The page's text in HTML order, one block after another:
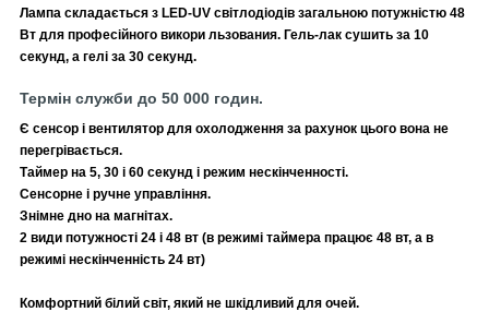
Лампа складається з LED-UV світлодіодів загальною потужністю 48
Вт для професійного викори льзования. Гель-лак сушить за 10
секунд, а гелі за 30 секунд.
Термін служби до 50 000 годин.
Є сенсор і вентилятор для охолодження за рахунок цього вона не
перегрівається.
Таймер на 5, 30 і 60 секунд і режим нескінченності.
Сенсорне і ручне управління.
Знімне дно на магнітах.
2 види потужності 24 і 48 вт (в режимі таймера працює 48 вт, а в
режимі нескінченність 24 вт)
Комфортний білий світ, який не шкідливий для очей.